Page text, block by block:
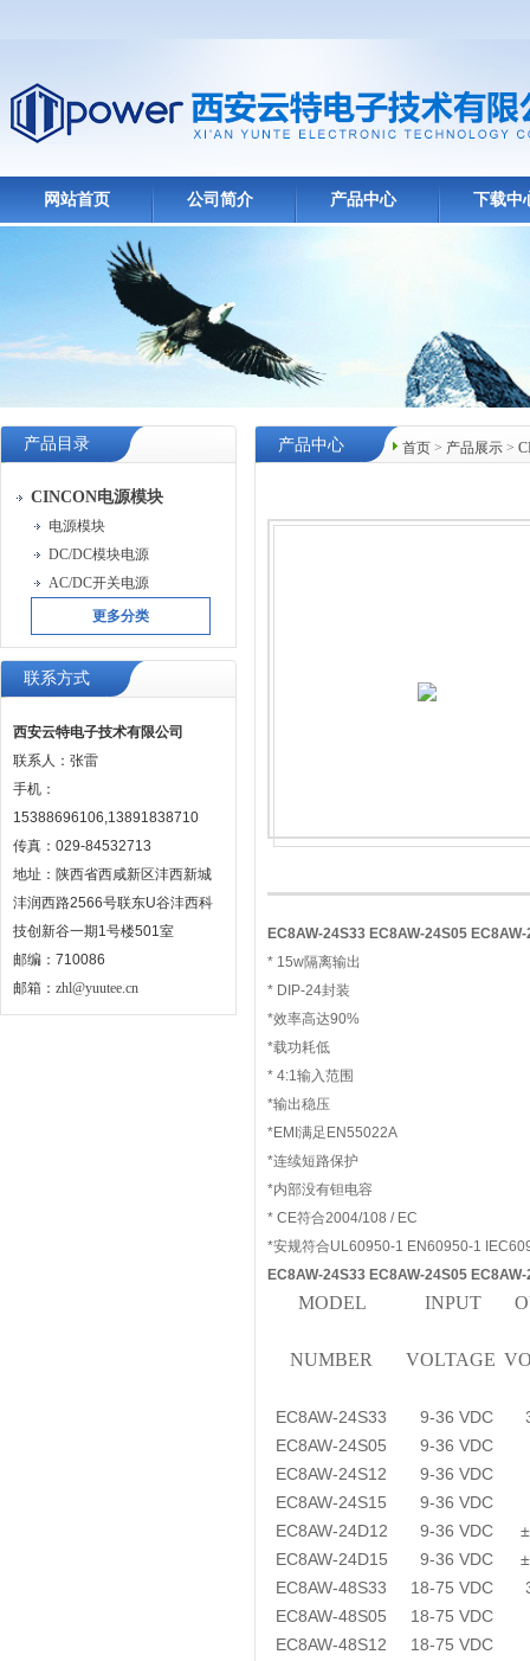
网站首页 公司简介 产品中心 下载中
产品目录
CINCON电源模块
电源模块
DC/DC模块电源
AC/DC开关电源
更多分类
联系方式
西安云特电子技术有限公司
联系人：张雷
手机：
15388696106,13891838710
传真：029-84532713
地址：陕西省西咸新区沣西新城
沣润西路2566号联东U谷沣西科
技创新谷一期1号楼501室
邮编：710086
邮箱： zhl@yuutee.cn
首页 > 产品展示 >
产品中心
EC8AW-24S33 EC8AW-24S05
* 15w隔离输出
* DIP-24封装
*效率高达90%
*载功耗低
* 4:1输入范围
*输出稳压
*EMI满足EN55022A
*连续短路保护
*内部没有钽电容
* CE符合2004/108 / EC
*安规符合UL60950-1 EN60950-1
EC8AW-24S33 EC8AW-24S05
MODEL INPUT
NUMBER VOLTAGE
EC8AW-24S33 9-36 VDC
EC8AW-24S05
9-36 VDC
EC8AW-24S12
9-36 VDC
EC8AW-24S15
9-36 VDC
EC8AW-24D12
9-36 VDC
EC8AW-24D15
9-36 VDC
EC8AW-48S33
18-75 VDC
EC8AW-48S05
18-75 VDC
EC8AW-48S12
18-75 VDC